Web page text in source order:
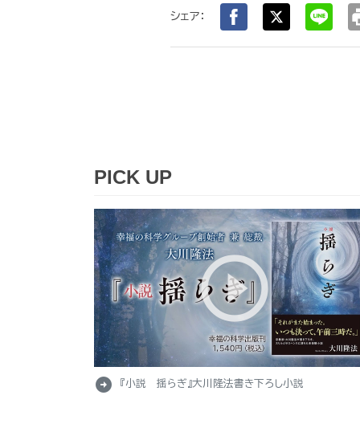
シェア：
PICK UP
arrow_circle_right 『小説 揺らぎ』大川隆法書き下ろし小説